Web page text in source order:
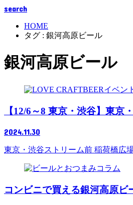
search
HOME
タグ : 銀河高原ビール
銀河高原ビール
イベン
【12/6～8 東京・渋谷】東
2024.11.30
東京・渋谷ストリーム前 稲荷橋広
コラム
コンビニで買える銀河高原